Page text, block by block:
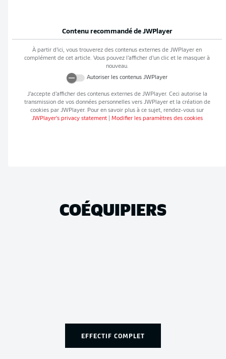
Contenu recommandé de JWPlayer
À partir d’ici, vous trouverez des contenus externes de JWPlayer en
complément de cet article. Vous pouvez l’afficher d’un clic et le masquer à
nouveau.
Autoriser les contenus JWPlayer
J’accepte d’afficher des contenus externes de JWPlayer. Ceci autorise la
transmission de vos données personnelles vers JWPlayeret la création de
cookies par JWPlayer. Pour en savoir plus à ce sujet, rendez-vous sur
JWPlayer's privacy statement| Modifier les paramètres des cookies
COÉQUIPIERS
EFFECTIF COMPLET